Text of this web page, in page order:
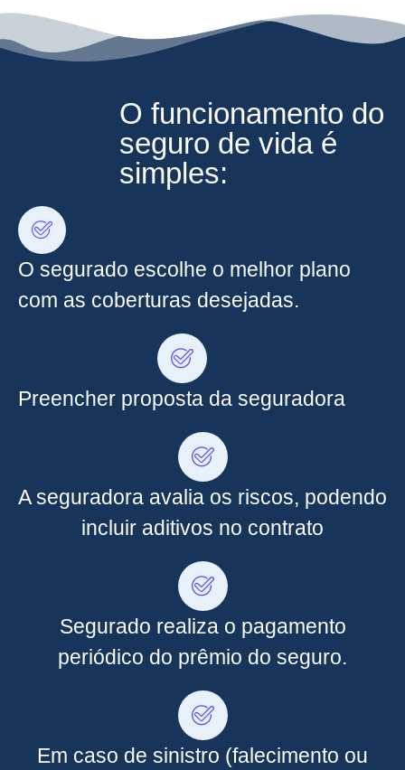
O funcionamento do
seguro de vida é
simples:
O segurado escolhe o melhor plano
com as coberturas desejadas.
Preencher proposta da seguradora
A seguradora avalia os riscos, podendo
incluir aditivos no contrato
Segurado realiza o pagamento
periódico do prêmio do seguro.
Em caso de sinistro (falecimento ou